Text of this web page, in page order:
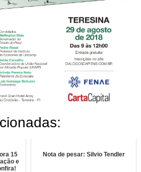
15
e
Nota de pesar: Silvio Tendler